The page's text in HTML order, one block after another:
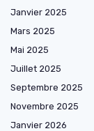
Janvier 2025
Mars 2025
Mai 2025
Juillet 2025
Septembre 2025
Novembre 2025
Janvier 2026